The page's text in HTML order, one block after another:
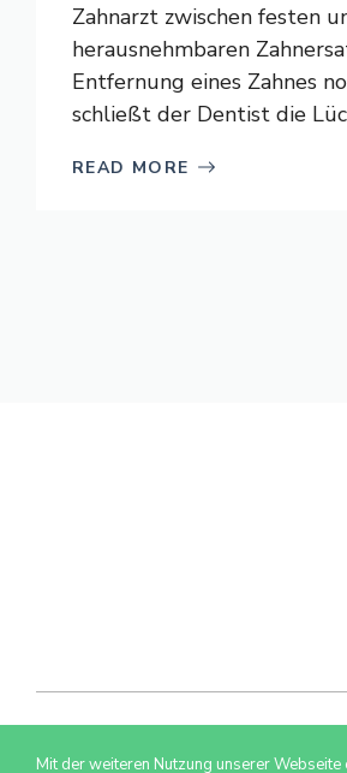
Zahnarzt zwischen festen
herausnehmbaren
Entfernung eines Zahnes
schließt der Dentist die
READ MORE
Mit der weiteren Nutzung unserer Webseite